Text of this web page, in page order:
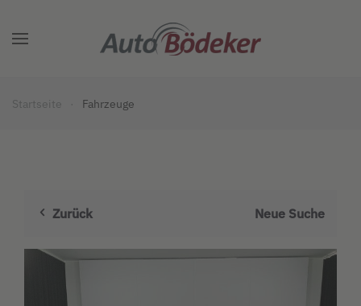
Zum Hauptinhalt springen
Startseite Fahrzeuge
Zurück Neue Suche